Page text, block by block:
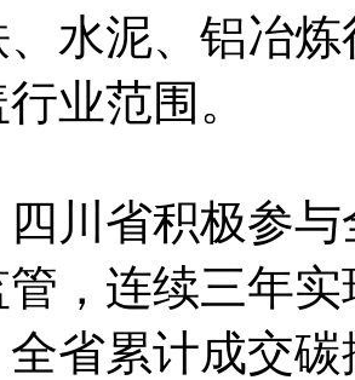
水泥、铝冶
业范围。
川省积极参
，连续三年实
省累计成交